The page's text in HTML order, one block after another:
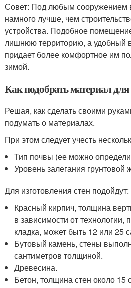
Совет: Под любым сооружением
намного лучше, чем
устройства. Подобное
лишнюю территорию, а удобный
придает более комфортное им
зимой.
Как подобрать материал для
Решая, как сделать своими
подумать о материалах.
При этом следует учесть
Тип почвы (ее можно
Уровень залегания грунтовой
Для изготовления стен подойдут:
Красный кирпич, толщина
в зависимости от технологии,
кладка, может быть 12 или 25
Бутовый камень, стены
сантиметров толщиной.
Древесина.
Бетон, толщина стен около 15